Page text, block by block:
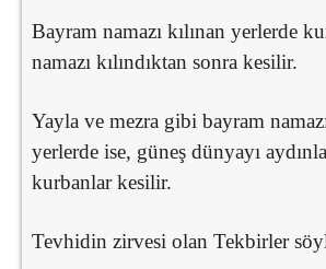
Bayram namazı kılınan yerlerde
namazı kılındıktan sonra kesilir.
Yayla ve mezra gibi bayram
yerlerde ise, güneş dünyayı
kurbanlar kesilir.
Tevhidin zirvesi olan Tekbirler